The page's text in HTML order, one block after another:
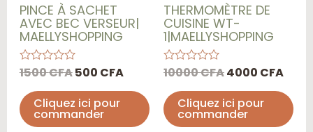
PINCE À SACHET
AVEC BEC VERSEUR|
MAELLYSHOPPING
Note
sur
5
1500CFA500 CFA
Cliquez ici pour
commander
THERMOMÈTRE DE
CUISINE WT-
1|MAELLYSHOPPING
Note
sur
5
10000CFA4000 CFA
Cliquez ici pour
commander